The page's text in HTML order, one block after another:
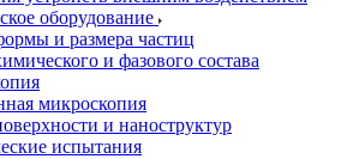
оборудование
и размера частиц
и фазового состава
микроскопия
и наноструктур
испытания